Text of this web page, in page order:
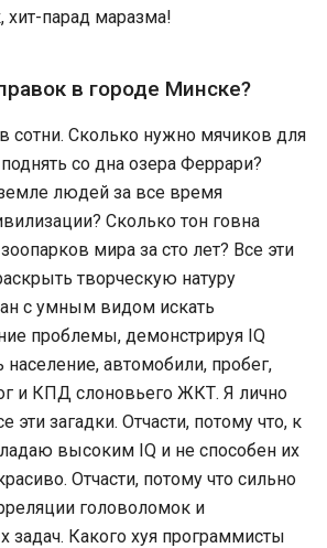
хит-парад маразма!
в городе Минске?
сотни. Сколько нужно мячиков для
со дна озера Феррари?
людей за все время
Сколько тон говна
мира за сто лет? Все эти
творческую натуру
с умным видом искать
проблемы, демонстрируя IQ
автомобили, пробег,
и КПД слоновьего ЖКТ. Я лично
эти загадки. Отчасти, потому что, к
высоким IQ и не способен их
Отчасти, потому что сильно
головоломок и
задач. Какого хуя программисты